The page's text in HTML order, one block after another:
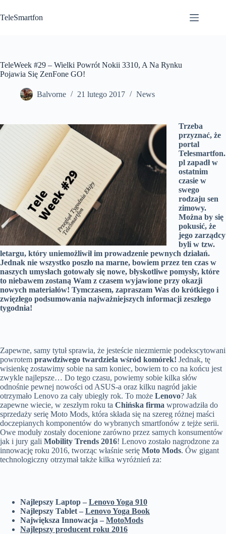
do
treści
TeleSmartfon
TeleWeek #29 – Wielki Powrót Nokii 3310, A Na Rynku
Pojawia Się ZenFone GO!
Balvorne 21 lutego 2017 News
Trzeba
przyznać, że
portal
Telesmartfon.
pl zapadł w
ostatnim
czasie w
swego
rodzaju sen
zimowy.
Można by się
pokusić, że
jego zarządcy
byli w tzw.
letargu, który uniemożliwił im prowadzenie pewnych działań.
Jednak nie wszystko poszło na marne, bowiem przez ten czas w
naszych umysłach gotowały się nowe, błyskotliwe pomysły, które
to niebawem zostaną Wam z czasem wyjawione przy okazji
nowych materiałów! Tymczasem, zapraszam Was do krótkiego i
zwięzłego podsumowania najważniejszych informacji zeszłego
tygodnia!
Zapewne, samy tytuł sprawia, że jesteście niezmiernie podekscytowani
powrotem prawdziwego twardziela wśród komórek! Jednak, tę
wisienkę zostawimy sobie na sam koniec, bowiem to co na końcu jest
zwykle najlepsze… Do tego czasu, powiemy sobie kilka słów
odnośnie pewnej nowości od ASUS-a oraz kilku nagród jakie
otrzymało Lenovo za cały ubiegły rok. To może Lenovo? Jak
zapewne wiecie, w zeszłym roku ta Chińska firma wprowadziła do
sprzedaży serię Moto Mods, która składa się na szereg różnej maści
doczepianych komponentów do wybranych smartfonów z tejże serii.
Owe moduły zostały docenione zarówno przez samych konsumentów
jak i jury gali Mobility Trends 2016! Lenovo zostało nagrodzone za
innowację roku 2016, tworząc właśnie serię Moto Mods. Ów gigant
technologiczny otrzymał także kilka wyróżnień za:
Najlepszy Laptop – Lenovo Yoga 910
Najlepszy Tablet – Lenovo Yoga Book
Największa Innowacja – MotoMods
Najlepszy producent roku 2016